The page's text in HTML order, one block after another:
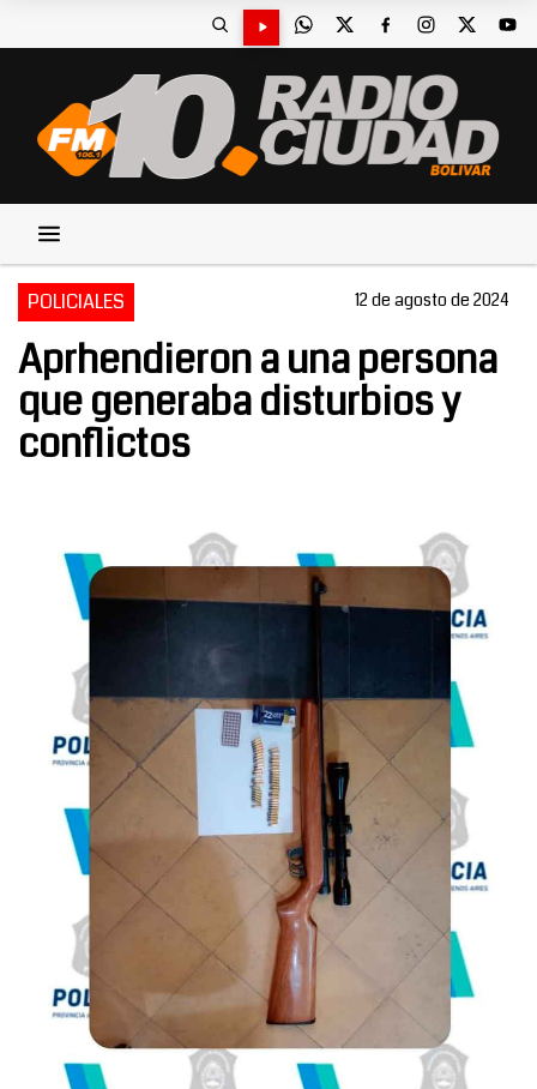
POLICIALES 12 de agosto de 2024
Aprhendieron a una persona
que generaba disturbios y
conflictos